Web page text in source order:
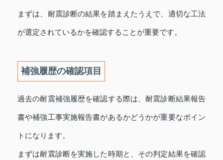
まずは、耐震診断の結果を踏まえたうえで、適切な工法
が選定されているかを確認することが重要です。
補強履歴の確認項目
過去の耐震補強履歴を確認する際は、耐震診断結果報告
書や補強工事実施報告書があるかどうかが重要なポイン
トになります。
まずは耐震診断を実施した時期と、その判定結果を確認